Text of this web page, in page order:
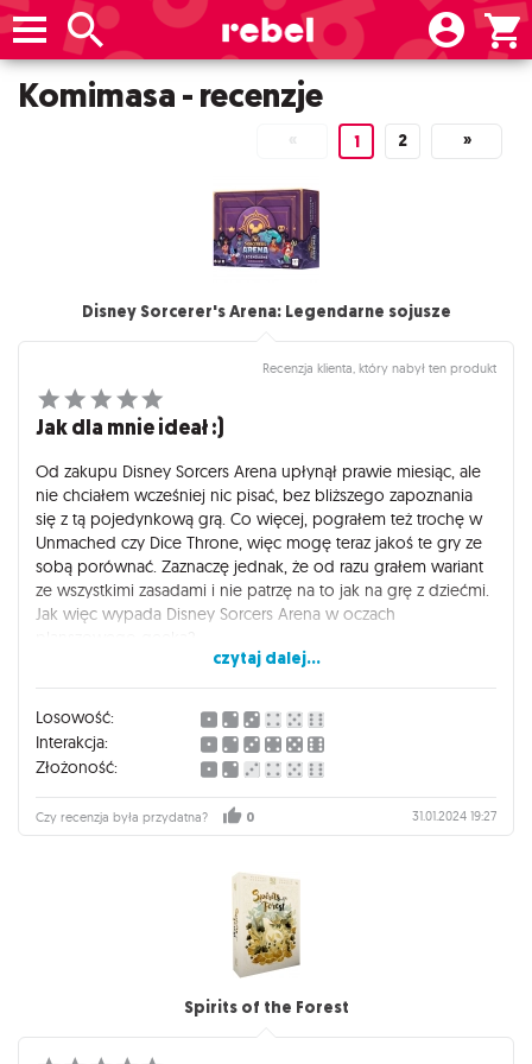
Komimasa - recenzje
« 1 2 »
Disney Sorcerer's Arena: Legendarne sojusze
Recenzja klienta, który nabył ten produkt
Jak dla mnie ideał :)
Od zakupu Disney Sorcers Arena upłynął prawie miesiąc, ale
nie chciałem wcześniej nic pisać, bez bliższego zapoznania
się z tą pojedynkową grą. Co więcej, pograłem też trochę w
Unmached czy Dice Throne, więc mogę teraz jakoś te gry ze
sobą porównać. Zaznaczę jednak, że od razu grałem wariant
ze wszystkimi zasadami i nie patrzę na to jak na grę z dziećmi.
Jak więc wypada Disney Sorcers Arena w oczach
Przede wszystkim krótko, co z czym tu mamy do czynienia.
Jest to gra pojedynkowa, gdzie wybieramy nie 1 a 3 różniące
się od siebie postacie ze stajni Disneya, co niewątpliwie, dla
kogoś wychowanego na tych bajkach Disneya będzie nie
lada gratka. Każda postać ma swoją planszetkę z unikalną
zdolnością oraz swój indywidualny zestaw kart. Wszystkie te
karty mieszamy i tworzymy z tego jedną, wspólną talię.
gracz, raz drugi, aż nie aktywują się wszystkie postaci, a trakcie
aktywacji możemy w dowolnej kolejności się poruszyć,
zaatakować atakiem podstawowym lub kartą oraz użyć
zdolności. Gdy zbijemy wszystkie punkty życia danej postaci
eliminujemy ją na chwilę z gry i dostajemy odpowiednią ilość
więc są bardzo łatwe i szybko jesteśmy w stanie ogarnąć co i
jak.
czytaj dalej...
Losowość:
Interakcja:
Złożoność:
Czy recenzja była przydatna? 0 31.01.2024 19:27
Spirits of the Forest